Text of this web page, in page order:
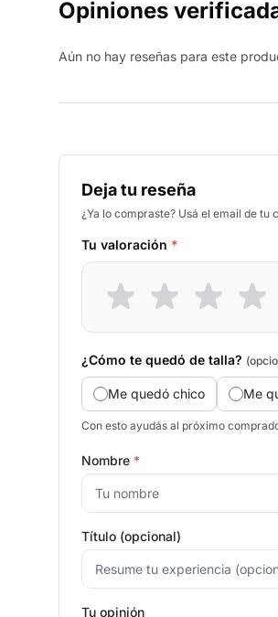
Opiniones
Aún no hay reseñas para este
Deja tu reseña
¿Ya lo compraste? Usá el email de tu
Tu valoración *
¿Cómo te quedó de talla?
Me quedó chico Me
Con esto ayudás al próximo
Nombre *
Título (opcional)
Tu opinión